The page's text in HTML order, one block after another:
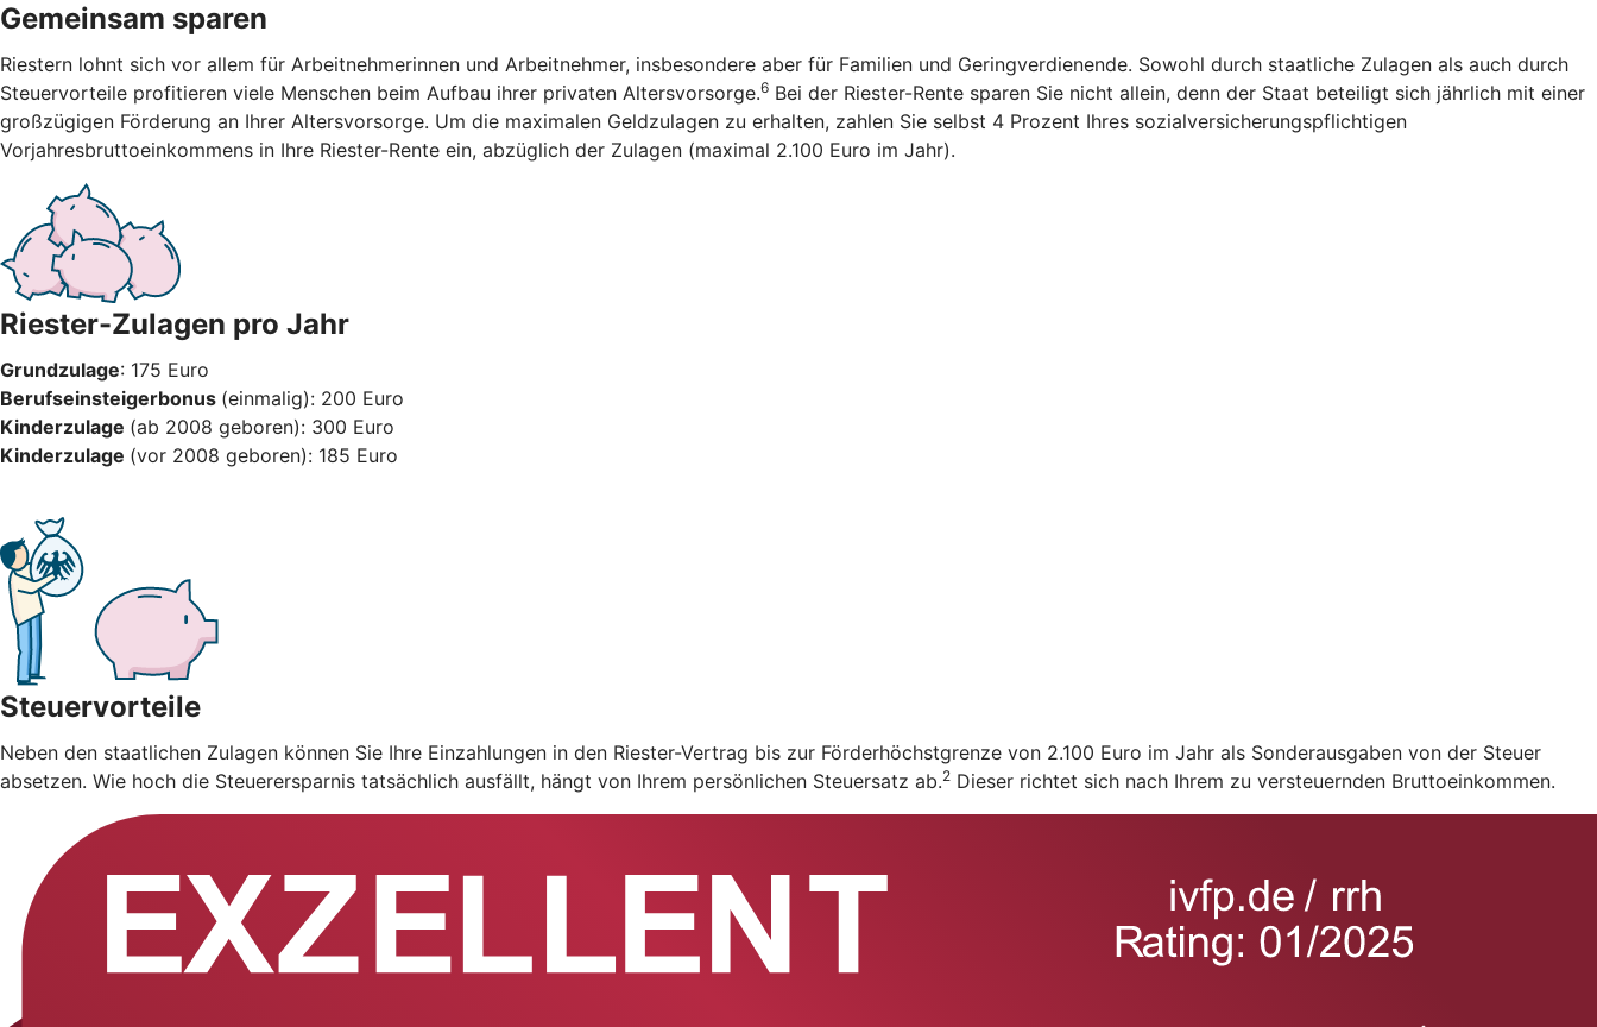
Gemeinsam sparen
Riestern lohnt sich vor allem für Arbeitnehmerinnen und Arbeitnehmer, insbesondere aber für Familien und Geringverdienende. Sowohl durch staatliche Zulagen als auch durch
Steuervorteile profitieren viele Menschen beim Aufbau ihrer privaten Altersvorsorge.6 Bei der Riester-Rente sparen Sie nicht allein, denn der Staat beteiligt sich jährlich mit einer
großzügigen Förderung an Ihrer Altersvorsorge. Um die maximalen Geldzulagen zu erhalten, zahlen Sie selbst 4 Prozent Ihres sozialversicherungspflichtigen
Vorjahresbruttoeinkommens in Ihre Riester-Rente ein, abzüglich der Zulagen (maximal 2.100 Euro im Jahr).
Riester-Zulagen pro Jahr
Grundzulage: 175 Euro
Berufseinsteigerbonus (einmalig): 200 Euro
Kinderzulage (ab 2008 geboren): 300 Euro
Kinderzulage (vor 2008 geboren): 185 Euro
Steuervorteile
Neben den staatlichen Zulagen können Sie Ihre Einzahlungen in den Riester-Vertrag bis zur Förderhöchstgrenze von 2.100 Euro im Jahr als Sonderausgaben von der Steuer
absetzen. Wie hoch die Steuerersparnis tatsächlich ausfällt, hängt von Ihrem persönlichen Steuersatz ab.2 Dieser richtet sich nach Ihrem zu versteuernden Bruttoeinkommen.